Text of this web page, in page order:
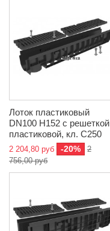
Лоток пластиковый
DN100 H152 с решеткой
пластиковой, кл. C250
2 204,80 руб -20%
2
756,00 руб